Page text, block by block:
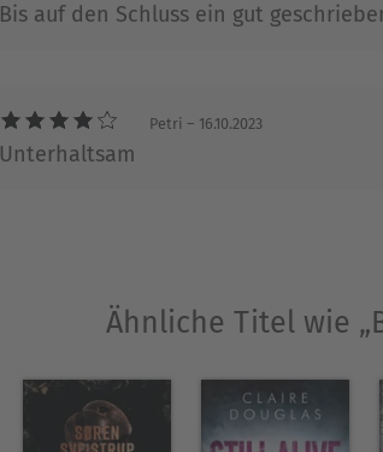
Bis auf den Schluss ein gut
Petri – 16.10.2023
Unterhaltsam
Ähnliche Titel wie